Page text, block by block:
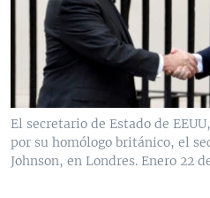
VENEZUELA
BRASIL
NICARAGUA
ECONOMÍA
ENTRETENIMIENTO Y
TECNOLOGÍA
DEPORTES
CIENCIA Y SALUD
MULTIMEDIA
VIDEOS
FOTOGRAFÍA
AUDIOS
PROGRAMAS TV
EL MUNDO AL DÍA
FORO INTERAMERICANO
VISIÓN 360
RADIO
AVANCE INFORMATIVO
AUDIONOTICIAS
DIRECT
DOCUMENTALES DE LA VOA
El secretario de Estado de
por su homólogo británico, el
Johnson, en Londres. Enero 22